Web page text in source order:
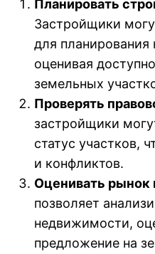
Планировать
Застройщики
для планирования
оценивая
земельных
Проверять
застройщики
статус участков,
и конфликтов.
Оценивать
позволяет
недвижимости,
предложение на